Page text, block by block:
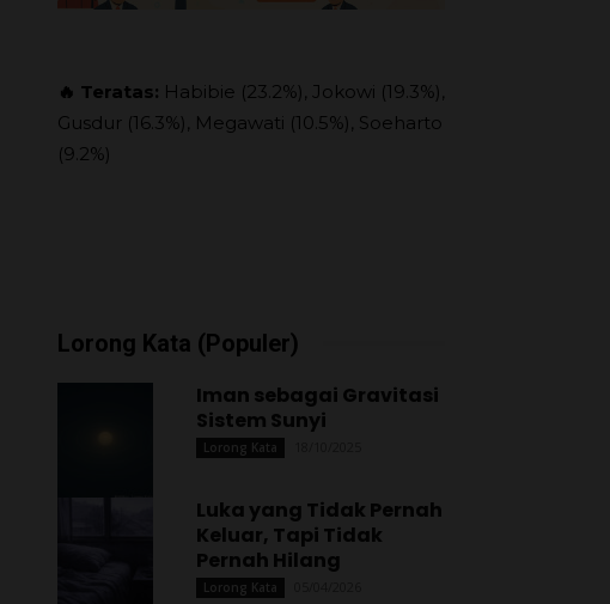
🔥 Teratas: Habibie (23.2%), Jokowi (19.3%),
Gusdur (16.3%), Megawati (10.5%), Soeharto
(9.2%)
Lorong Kata (Populer)
Iman sebagai Gravitasi
Sistem Sunyi
Lorong Kata
Luka yang Tidak Pernah
Keluar, Tapi Tidak
Pernah Hilang
Lorong Kata